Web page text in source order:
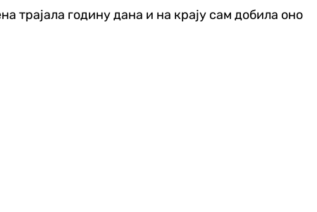
трајала годину дана и на крају сам добила оно